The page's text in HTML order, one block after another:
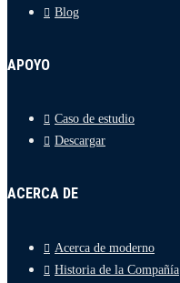
Blog
APOYO
Caso de estudio
Descargar
ACERCA DE
Acerca de moderno
Historia de la Compañía